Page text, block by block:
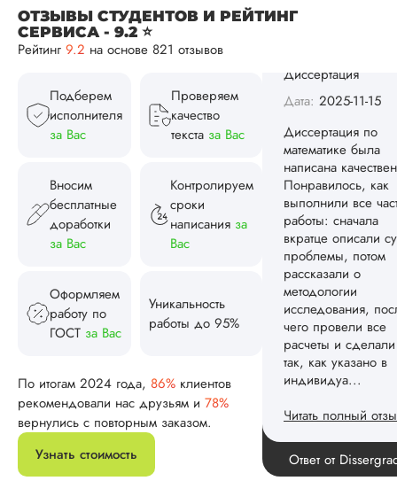
ОТЗЫВЫ СТУДЕНТОВ И РЕЙТИНГ
СЕРВИСА - 9.2 ⭐
Рейтинг 9.2 на основе 821 отзывов
Подберем
исполнителя
за Вас
Проверяем
качество
текста за Вас
Вносим
бесплатные
доработки
за Вас
Контролируем
сроки
написания за
Вас
Оформляем
работу по
ГОСТ за Вас
Уникальность
работы до 95%
По итогам 2024 года, 86% клиентов
рекомендовали нас друзьям и 78%
вернулись с повторным заказом.
Узнать стоимость
Понравилось, как
проблемы, потом
рассказали о
исследования,
чего провели все
расчеты и
так, как указано в
индивидуа...
Читать полный
Спасибо!
ваши слова
Ответ от
Женя
Вид работы:
Диссертация
Дата:2025-08-03